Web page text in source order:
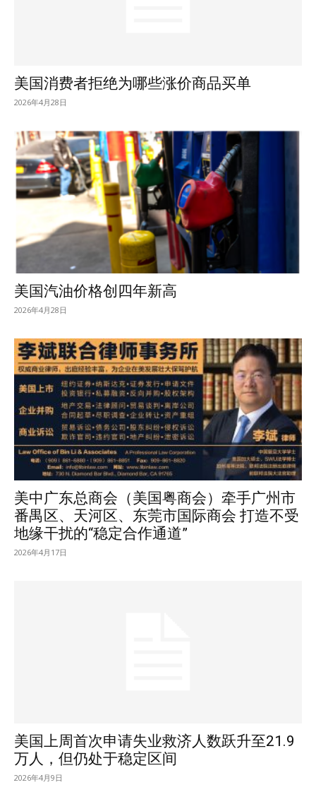
美国消费者拒绝为哪些涨价商品买单
2026年4月28日
美国汽油价格创四年新高
2026年4月28日
美中广东总商会（美国粤商会）牵手广州市
番禺区、天河区、东莞市国际商会 打造不受
地缘干扰的“稳定合作通道”
2026年4月17日
美国上周首次申请失业救济人数跃升至21.9
万人，但仍处于稳定区间
2026年4月9日